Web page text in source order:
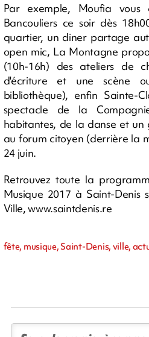
Par exemple, Moufia
Bancouliers ce soir dès
quartier, un diner partage
open mic, La Montagne
(10h-16h) des ateliers de
d'écriture et une scène
bibliothèque), enfin Sainte-
spectacle de la
habitantes, de la danse et
au forum citoyen (derrière la
24 juin.
Retrouvez toute la
Musique 2017 à Saint-Denis
Ville, www.saintdenis.re
fête, musique, Saint-Denis, ville,